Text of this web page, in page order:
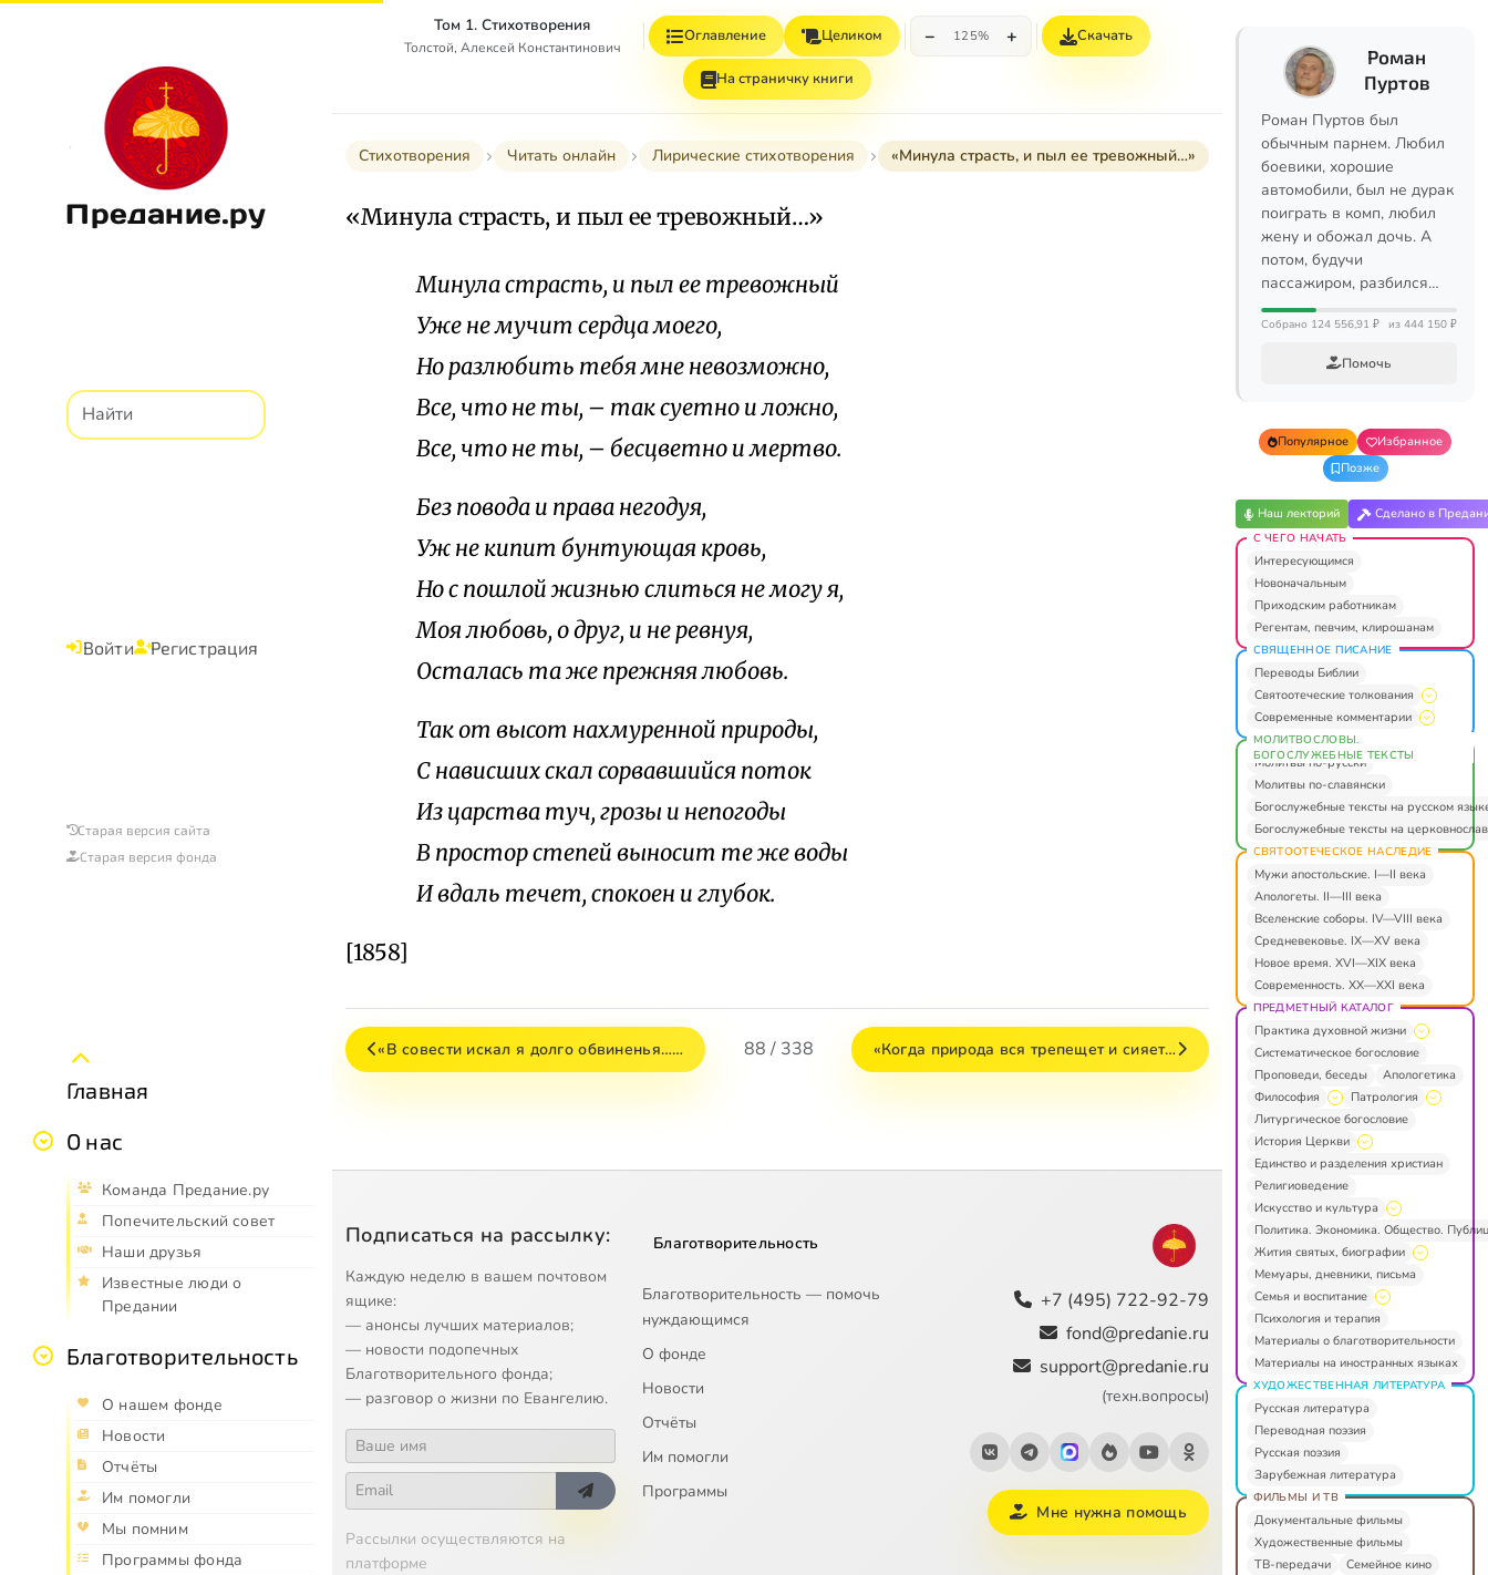
Предание.ру
Войти Регистрация
Старая версия сайта
Старая версия фонда
Главная
О нас
Команда Предание.ру
Попечительский совет
Наши друзья
Известные люди о
Предании
Благотворительность
О нашем фонде
Новости
Отчёты
Им помогли
Мы помним
Программы фонда
Том 1. Стихотворения
Толстой, Алексей Константинович
Оглавление Целиком − 125% + Скачать
На страничку книги
Стихотворения Читать онлайн Лирические стихотворения «Минула страсть, и пыл ее тревожный…»
«Минула страсть, и пыл ее тревожный…»
Минула страсть, и пыл ее тревожный
Уже не мучит сердца моего,
Но разлюбить тебя мне невозможно,
Все, что не ты, – так суетно и ложно,
Все, что не ты, – бесцветно и мертво.
Без повода и права негодуя,
Уж не кипит бунтующая кровь,
Но с пошлой жизнью слиться не могу я,
Моя любовь, о друг, и не ревнуя,
Осталась та же прежняя любовь.
Так от высот нахмуренной природы,
С нависших скал сорвавшийся поток
Из царства туч, грозы и непогоды
В простор степей выносит те же воды
И вдаль течет, спокоен и глубок.
[1858]
«В совести искал я долго обвиненья…… 88 / 338 «Когда природа вся трепещет и сияет…
Подписаться на рассылку:
Каждую неделю в вашем почтовом
ящике:
— анонсы лучших материалов;
— новости подопечных
Благотворительного фонда;
— разговор о жизни по Евангелию.
Рассылки осуществляются на
платформе
Благотворительность
Благотворительность — помочь
нуждающимся
О фонде
Новости
Отчёты
Им помогли
Программы
+7 (495) 722-92-79
fond@predanie.ru
support@predanie.ru
(техн.вопросы)
Мне нужна помощь
Роман
Пуртов
Роман Пуртов был
обычным парнем. Любил
боевики, хорошие
автомобили, был не дурак
поиграть в комп, любил
жену и обожал дочь. А
потом, будучи
пассажиром, разбился…
Собрано 124 556,91 ₽ из 444 150 ₽
Помочь
Популярное
Избранное
Позже
Наш лекторий Сделано в
С ЧЕГО НАЧАТЬ
Интересующимся
Новоначальным
Приходским работникам
Регентам, певчим, клирошанам
СВЯЩЕННОЕ ПИСАНИЕ
Переводы Библии
Святоотеческие толкования
Современные комментарии
МОЛИТВОСЛОВЫ.
БОГОСЛУЖЕБНЫЕ ТЕКСТЫ
Молитвы по-русски
Молитвы по-славянски
Богослужебные тексты на русском
Богослужебные тексты на
СВЯТООТЕЧЕСКОЕ НАСЛЕДИЕ
Мужи апостольские. I—II века
Апологеты. II—III века
Вселенские соборы. IV—VIII века
Средневековье. IX—XV века
Новое время. XVI—XIX века
Современность. XX—XXI века
ПРЕДМЕТНЫЙ КАТАЛОГ
Практика духовной жизни
Систематическое богословие
Проповеди, беседы
Апологетика
Философия
Патрология
Литургическое богословие
История Церкви
Единство и разделения христиан
Религиоведение
Искусство и культура
Политика. Экономика. Общество.
Жития святых, биографии
Мемуары, дневники, письма
Семья и воспитание
Психология и терапия
Материалы о благотворительности
Материалы на иностранных языках
ХУДОЖЕСТВЕННАЯ ЛИТЕРАТУРА
Русская литература
Переводная поэзия
Русская поэзия
Зарубежная литература
ФИЛЬМЫ И ТВ
Документальные фильмы
Художественные фильмы
ТВ-передачи
Семейное кино